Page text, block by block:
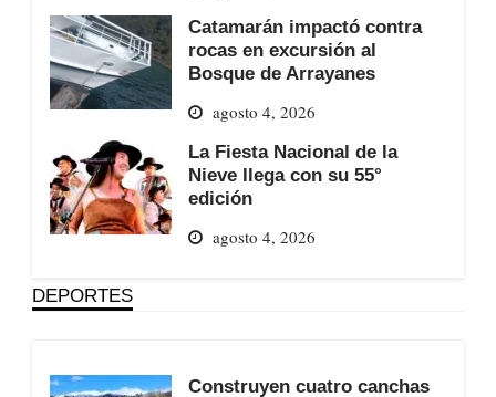
Catamarán impactó contra
rocas en excursión al
Bosque de Arrayanes
agosto 4, 2026
La Fiesta Nacional de la
Nieve llega con su 55°
edición
agosto 4, 2026
DEPORTES
Construyen cuatro canchas